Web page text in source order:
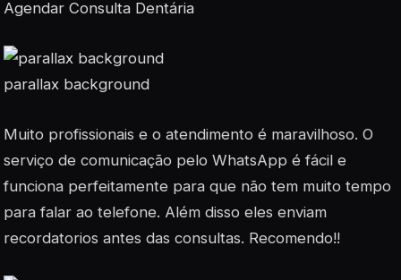
Agendar Consulta Dentária
parallax background
Muito profissionais e o atendimento é maravilhoso. O
serviço de comunicação pelo WhatsApp é fácil e
funciona perfeitamente para que não tem muito tempo
para falar ao telefone. Além disso eles enviam
recordatorios antes das consultas. Recomendo!!